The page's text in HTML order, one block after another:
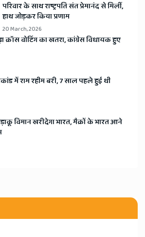
​परिवार के साथ राष्ट्रपति संत प्रेमानंद से मिलीं,
हाथ जोड़कर किया प्रणाम
20 March, 2026
क्रॉस वोटिंग का खतरा, कांग्रेस विधायक हुए
में राम रहीम बरी, 7 साल पहले हुई थी
विमान खरीदेगा भारत, मैक्रों के भारत आने